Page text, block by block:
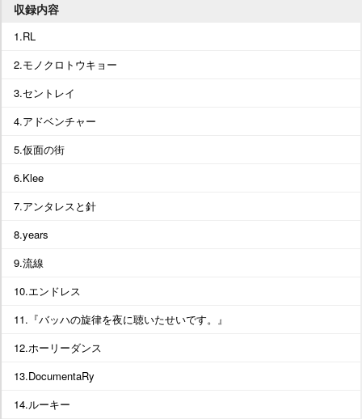
収録内容
1.RL
2.モノクロトウキョー
3.セントレイ
4.アドベンチャー
5.仮面の街
6.Klee
7.アンタレスと針
8.years
9.流線
10.エンドレス
11.『バッハの旋律を夜に聴いたせいです。』
12.ホーリーダンス
13.DocumentaRy
14.ルーキー